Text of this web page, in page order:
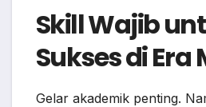
Skill Wajib
Sukses di Era
Gelar akademik penting.